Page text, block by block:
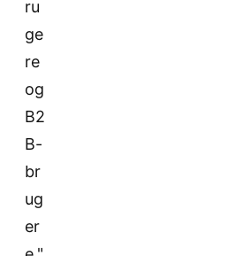
ru
ge
re
og
B2
B-
br
ug
er